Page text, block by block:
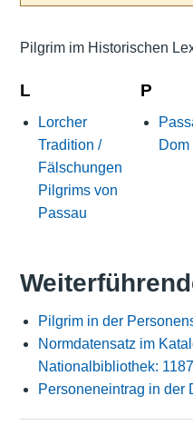
Pilgrim im Historischen
L
Lorcher
Tradition /
Fälschungen
Pilgrims von
Passau
P
Dom
Pilgrim in der
Normdatensatz im
Nationalbibliothek:
Personeneintrag in der